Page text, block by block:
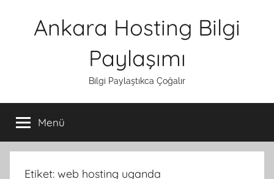
Ankara Hosting Bilgi
Paylaşımı
Bilgi Paylaştıkca Çoğalır
Menü
Etiket: web hosting uganda